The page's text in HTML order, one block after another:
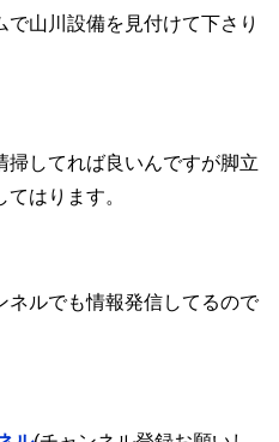
山川設備を見付けて下さり
してれば良いんですが脚立
はります。
ネルでも情報発信してるので